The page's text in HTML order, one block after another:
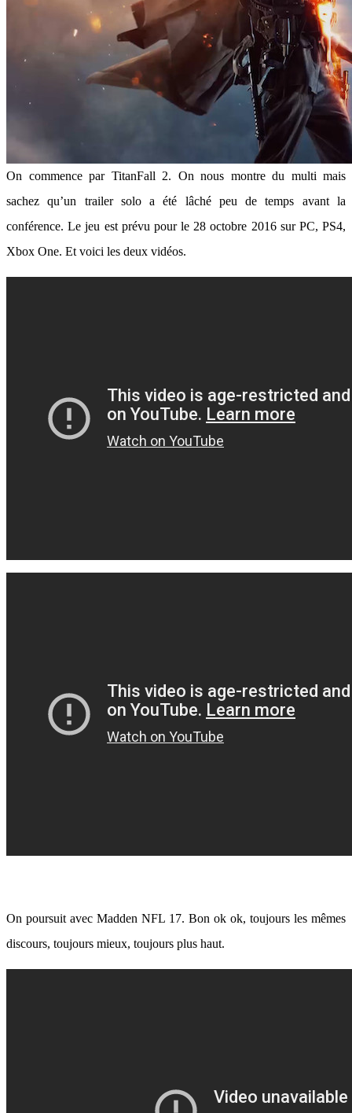
On commence par TitanFall 2. On nous montre du multi mais
sachez qu’un trailer solo a été lâché peu de temps avant la
conférence. Le jeu est prévu pour le 28 octobre 2016 sur PC, PS4,
Xbox One. Et voici les deux vidéos.
On poursuit avec Madden NFL 17. Bon ok ok, toujours les mêmes
discours, toujours mieux, toujours plus haut.